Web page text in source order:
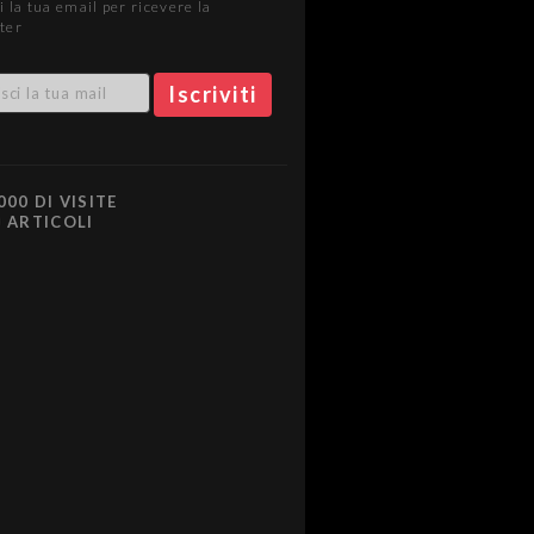
la tua email per ricevere la
DI VISITE
ARTICOLI